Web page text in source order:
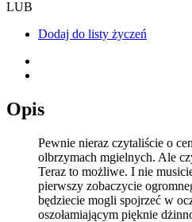
LUB
Dodaj do listy życzeń
Opis
Pewnie nieraz czytaliście o
olbrzymach mgielnych. Ale
Teraz to możliwe. I nie
pierwszy zobaczycie
będziecie mogli spojrzeć w
oszołamiającym pięknie